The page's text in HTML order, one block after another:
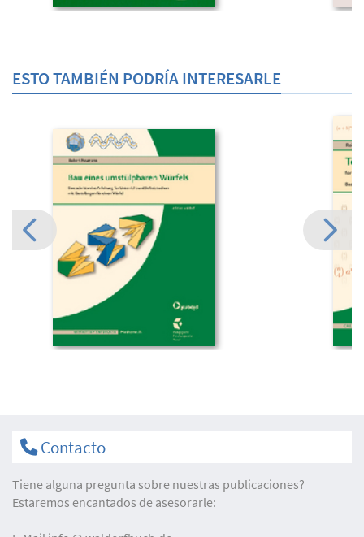
ESTO TAMBIÉN PODRÍA INTERESARLE
Contacto
Tiene alguna pregunta sobre nuestras publicaciones?
Estaremos encantados de asesorarle: